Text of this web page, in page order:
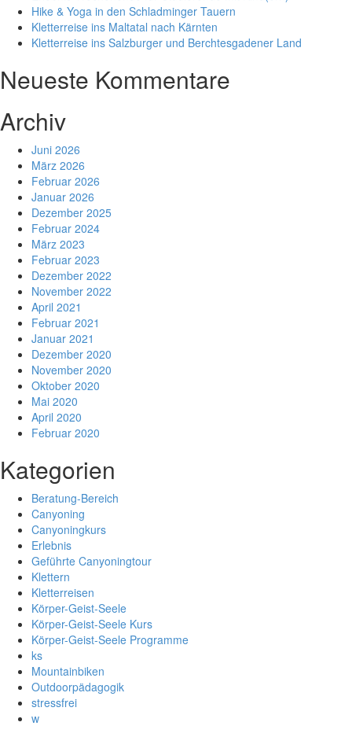
Hike & Yoga in den Schladminger Tauern
Kletterreise ins Maltatal nach Kärnten
Kletterreise ins Salzburger und Berchtesgadener Land
Neueste Kommentare
Archiv
Juni 2026
März 2026
Februar 2026
Januar 2026
Dezember 2025
Februar 2024
März 2023
Februar 2023
Dezember 2022
November 2022
April 2021
Februar 2021
Januar 2021
Dezember 2020
November 2020
Oktober 2020
Mai 2020
April 2020
Februar 2020
Kategorien
Beratung-Bereich
Canyoning
Canyoningkurs
Erlebnis
Geführte Canyoningtour
Klettern
Kletterreisen
Körper-Geist-Seele
Körper-Geist-Seele Kurs
Körper-Geist-Seele Programme
ks
Mountainbiken
Outdoorpädagogik
stressfrei
w